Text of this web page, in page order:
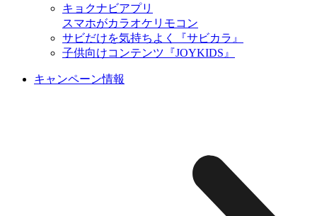
キョクナビアプリ
スマホがカラオケリモコン
サビだけを気持ちよく『サビカラ』
子供向けコンテンツ『JOYKIDS』
キャンペーン情報